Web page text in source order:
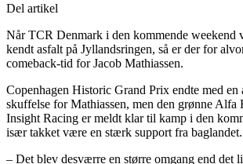
Del artikel
Når TCR Denmark i den kommende weekend
kendt asfalt på Jyllandsringen, så er der for
comeback-tid for Jacob Mathiassen.
Copenhagen Historic Grand Prix endte med en
skuffelse for Mathiassen, men den grønne Alfa
Insight Racing er meldt klar til kamp i den
især takket være en stærk support fra baglandet.
– Det blev desværre en større omgang end det